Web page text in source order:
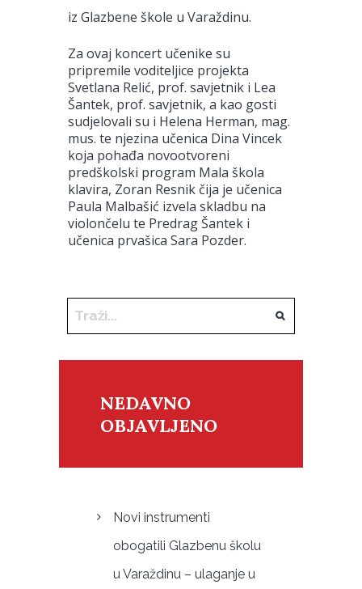
iz Glazbene škole u Varaždinu.
Za ovaj koncert učenike su
pripremile voditeljice projekta
Svetlana Relić, prof. savjetnik i Lea
Šantek, prof. savjetnik, a kao gosti
sudjelovali su i Helena Herman, mag.
mus. te njezina učenica Dina Vincek
koja pohađa novootvoreni
predškolski program Mala škola
klavira, Zoran Resnik čija je učenica
Paula Malbašić izvela skladbu na
violončelu te Predrag Šantek i
učenica prvašica Sara Pozder.
NEDAVNO
OBJAVLJENO
Novi instrumenti
obogatili Glazbenu školu
u Varaždinu – ulaganje u